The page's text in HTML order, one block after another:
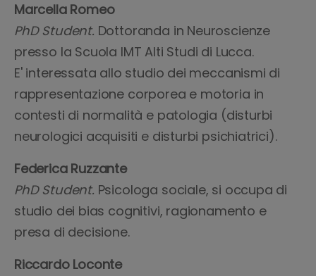
Marcella Romeo
PhD Student. Dottoranda in Neuroscienze
presso la Scuola IMT Alti Studi di Lucca.
E' interessata allo studio dei meccanismi di
rappresentazione corporea e motoria in
contesti di normalità e patologia (disturbi
neurologici acquisiti e disturbi psichiatrici).
Federica Ruzzante
PhD Student. Psicologa sociale, si occupa di
studio dei bias cognitivi, ragionamento e
presa di decisione.
Riccardo Loconte